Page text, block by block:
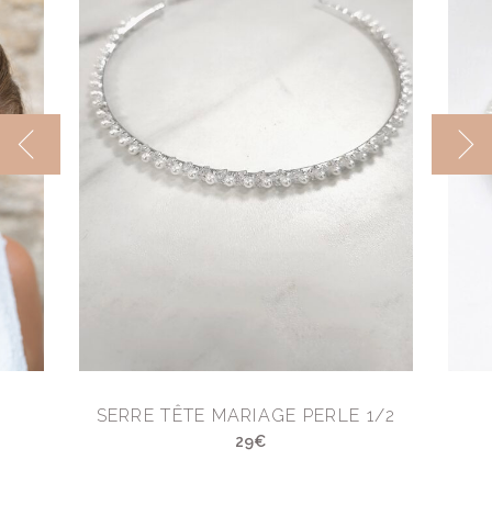
SERRE TÊTE MARIAGE PERLE 1/2
29€